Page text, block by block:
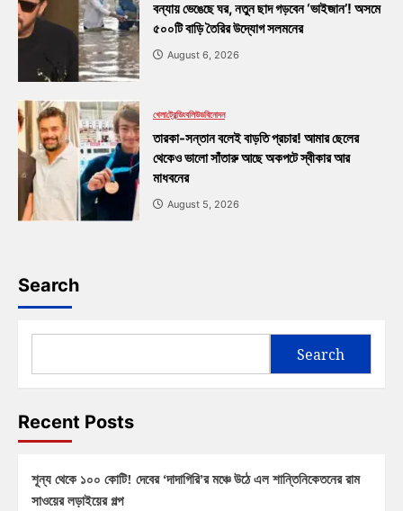
বন্যায় ভেঙেছে ঘর, নতুন ছাদ গড়বেন ‘ভাইজান’! অসমে
৫০০টি বাড়ি তৈরির উদ্যোগ সলমনের
August 6, 2026
খেলাট্রেন্ডিংবলিউডবিনোদন
তারকা-সন্তান বলেই বাড়তি প্রচার! আমার ছেলের
থেকেও ভালো সাঁতারু আছে অকপটে স্বীকার আর
মাধবনের
August 5, 2026
Search
Search
Recent Posts
শূন্য থেকে ১০০ কোটি! দেবের ‘দাদাগিরি’র মঞ্চে উঠে এল শান্তিনিকেতনের রাম
সাওয়ের লড়াইয়ের গল্প